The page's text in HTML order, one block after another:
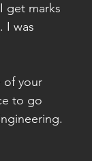
get marks
I was
of your
to go